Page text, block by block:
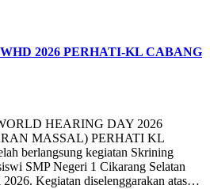
2026 PERHATI-KL CABANG
HEARING DAY 2026
MASSAL) PERHATI KL
berlangsung kegiatan Skrining
SMP Negeri 1 Cikarang Selatan
Kegiatan diselenggarakan atas…